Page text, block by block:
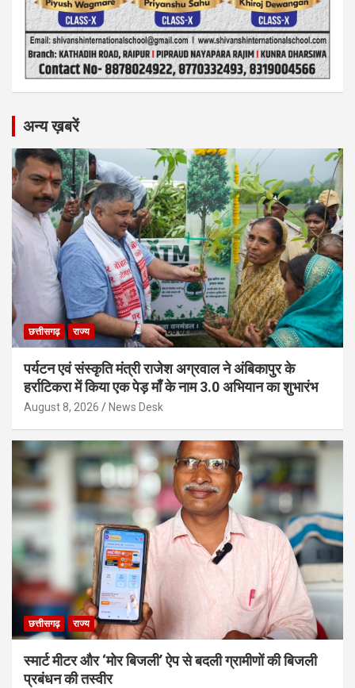
अन्य ख़बरें
छत्तीसगढ़ राज्य
पर्यटन एवं संस्कृति मंत्री राजेश अग्रवाल ने अंबिकापुर के
हर्राटिकरा में किया एक पेड़ माँ के नाम 3.0 अभियान का शुभारंभ
August 8, 2026 News Desk
छत्तीसगढ़ राज्य
स्मार्ट मीटर और ‘मोर बिजली’ ऐप से बदली ग्रामीणों की बिजली
प्रबंधन की तस्वीर